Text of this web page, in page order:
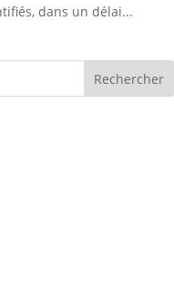
dans un délai...